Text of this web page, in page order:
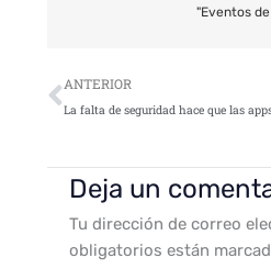
"Eventos
Ant
ANTERIOR
Deja un
Tu dirección de correo
obligatorios están